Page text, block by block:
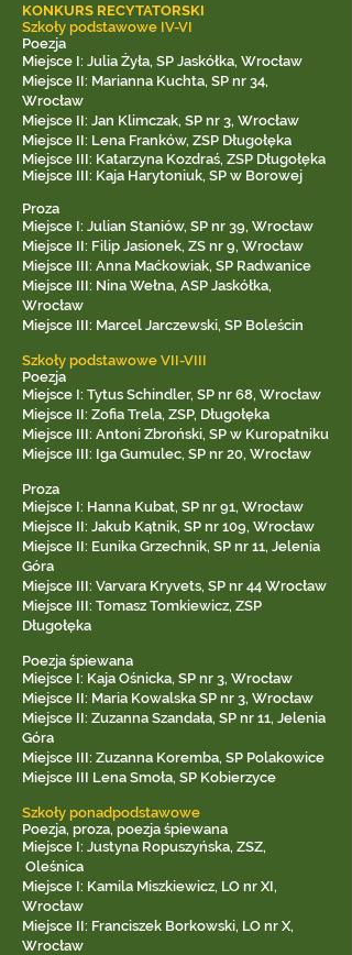
KONKURS RECYTATORSKI
Szkoły podstawowe IV-VI
Poezja
Miejsce I: Julia Żyła, SP Jaskółka, Wrocław
Miejsce II: Marianna Kuchta, SP nr 34,
Wrocław
Miejsce II: Jan Klimczak, SP nr 3, Wrocław
Miejsce II: Lena Franków, ZSP Długołęka
Miejsce III: Katarzyna Kozdraś, ZSP Długołęka
Miejsce III: Kaja Harytoniuk, SP w Borowej
Proza
Miejsce I: Julian Staniów, SP nr 39, Wrocław
Miejsce II: Filip Jasionek, ZS nr 9, Wrocław
Miejsce III: Anna Maćkowiak, SP Radwanice
Miejsce III: Nina Wełna, ASP Jaskółka,
Wrocław
Miejsce III: Marcel Jarczewski, SP Boleścin
Szkoły podstawowe VII-VIII
Poezja
Miejsce I: Tytus Schindler, SP nr 68, Wrocław
Miejsce II: Zofia Trela, ZSP, Długołęka
Miejsce III: Antoni Zbroński, SP w Kuropatniku
Miejsce III: Iga Gumulec, SP nr 20, Wrocław
Proza
Miejsce I: Hanna Kubat, SP nr 91, Wrocław
Miejsce II: Jakub Kątnik, SP nr 109, Wrocław
Miejsce II: Eunika Grzechnik, SP nr 11, Jelenia
Góra
Miejsce III: Varvara Kryvets, SP nr 44 Wrocław
Miejsce III: Tomasz Tomkiewicz, ZSP
Długołęka
Poezja śpiewana
Miejsce I: Kaja Ośnicka, SP nr 3, Wrocław
Miejsce II: Maria Kowalska SP nr 3, Wrocław
Miejsce II: Zuzanna Szandała, SP nr 11, Jelenia
Góra
Miejsce III: Zuzanna Koremba, SP Polakowice
Miejsce III Lena Smoła, SP Kobierzyce
Szkoły ponadpodstawowe
Poezja, proza, poezja śpiewana
Miejsce I: Justyna Ropuszyńska, ZSZ,
Oleśnica
Miejsce I: Kamila Miszkiewicz, LO nr XI,
Wrocław
Miejsce II: Franciszek Borkowski, LO nr X,
Wrocław